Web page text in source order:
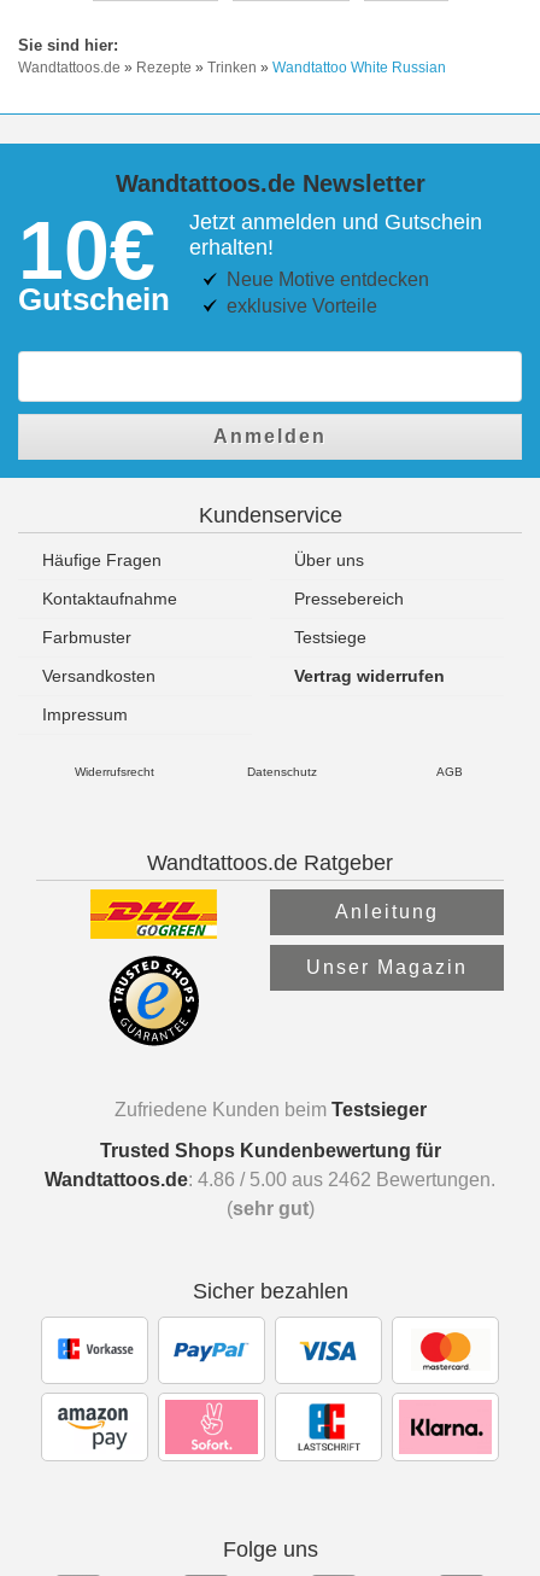
Wandtattoos.de » Rezepte » Trinken » Wandtattoo White Russian
Wandtattoos.de Newsletter
10€
Gutschein
Jetzt anmelden und Gutschein
erhalten!
Neue Motive entdecken
exklusive Vorteile
Anmelden
Kundenservice
Häufige Fragen
Über uns
Kontaktaufnahme
Pressebereich
Farbmuster
Testsiege
Versandkosten
Vertrag widerrufen
Impressum
Widerrufsrecht Datenschutz AGB
Wandtattoos.de Ratgeber
Anleitung
Unser Magazin
Zufriedene Kunden beim Testsieger
Trusted Shops Kundenbewertung für
Wandtattoos.de: 4.86 / 5.00 aus 2462 Bewertungen.
(sehr gut)
Sicher bezahlen
Folge uns